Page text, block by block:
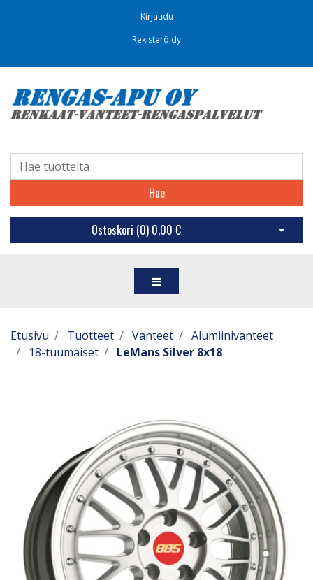
Kirjaudu
Rekisteröidy
Hae
Ostoskori (0) 0,00 € Avaa
Etusivu Tuotteet Vanteet
Alumiinivanteet
18-tuumaiset
LeMans Silver 8x18